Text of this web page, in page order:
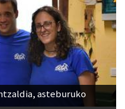
asteburuko